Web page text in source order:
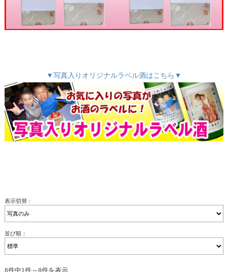
▼写真入りオリジナルラベル酒はこちら▼
表示切替：
並び順：